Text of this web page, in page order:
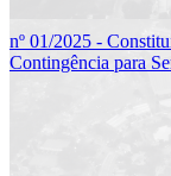
nº 01/2025 -
Contingência para